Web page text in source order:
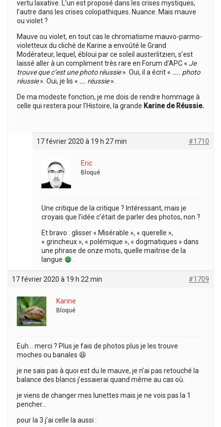
vertu laxative. L’un est proposé dans les crises mystiques,
l’autre dans les crises colopathiques. Nuance. Mais mauve
ou violet ?
Mauve ou violet, en tout cas le chromatisme mauvo-parmo-
violetteux du cliché de Karine a envoûté le Grand
Modérateur, lequel, ébloui par ce soleil austerlitzien, s’est
laissé aller à un compliment très rare en Forum d’APC « Je
trouve que c’est une photo réussie». Oui, il a écrit « ….. photo
réussie». Oui, je lis « …. réussie».
De ma modeste fonction, je me dois de rendre hommage à
celle qui restera pour l’Histoire, la grande Karine de Réussie.
17 février 2020 à 19 h 27 min #1710
Eric
Bloqué
Une critique de la critique ? Intéressant, mais je
croyais que l’idée c’était de parler des photos, non ?
Et bravo : glisser « Misérable », « querelle »,
« grincheux », « polémique », « dogmatiques » dans
une phrase de onze mots, quelle maitrise de la
langue
.
17 février 2020 à 19 h 22 min #1709
Karine
Bloqué
Euh… merci ? Plus je fais de photos plus je les trouve
moches ou banales 😆
je ne sais pas à quoi est du le mauve, je n’ai pas retouché la
balance des blancs j’essaierai quand même au cas où.
je viens de changer mes lunettes mais je ne vois pas la 1
pencher…
pour la 3 j’ai celle la aussi :